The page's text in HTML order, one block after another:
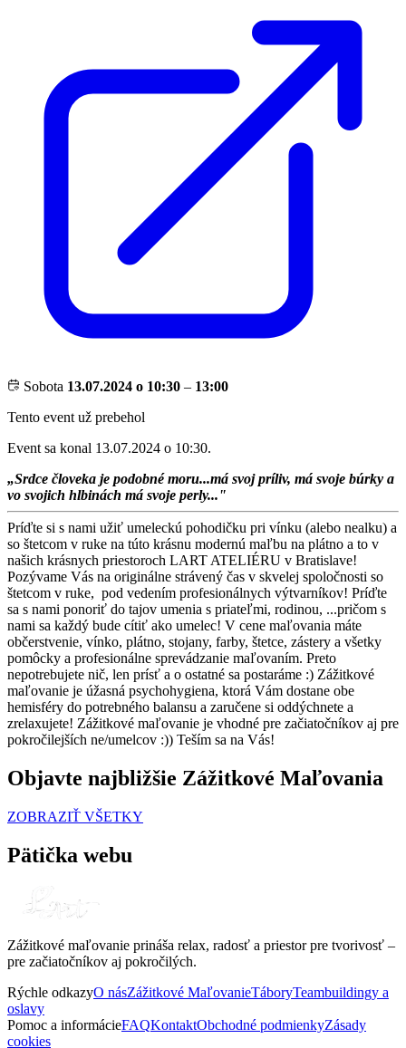
Sobota 13.07.2024 o 10:30 – 13:00
Tento event už prebehol
Event sa konal 13.07.2024 o 10:30.
„Srdce človeka je podobné moru...má svoj príliv, má svoje búrky a
vo svojich hlbinách má svoje perly..."
Príďte si s nami užiť umeleckú pohodičku pri vínku (alebo nealku) a
so štetcom v ruke na túto krásnu modernú maľbu na plátno a to v
našich krásnych priestoroch LART ATELIÉRU v Bratislave!
Pozývame Vás na originálne strávený čas v skvelej spoločnosti so
štetcom v ruke, pod vedením profesionálnych výtvarníkov! Príďte
sa s nami ponoriť do tajov umenia s priateľmi, rodinou, ...pričom s
nami sa každý bude cítiť ako umelec! V cene maľovania máte
občerstvenie, vínko, plátno, stojany, farby, štetce, zástery a všetky
pomôcky a profesionálne sprevádzanie maľovaním. Preto
nepotrebujete nič, len prísť a o ostatné sa postaráme :) Zážitkové
maľovanie je úžasná psychohygiena, ktorá Vám dostane obe
hemisféry do potrebného balansu a zaručene si oddýchnete a
zrelaxujete! Zážitkové maľovanie je vhodné pre začiatočníkov aj pre
pokročilejších ne/umelcov :)) Teším sa na Vás!
Objavte najbližšie Zážitkové Maľovania
ZOBRAZIŤ VŠETKY
Pätička webu
Zážitkové maľovanie prináša relax, radosť a priestor pre tvorivosť –
pre začiatočníkov aj pokročilých.
Rýchle odkazyO násZážitkové MaľovanieTáboryTeambuildingy a
oslavy
Pomoc a informácieFAQKontaktObchodné podmienkyZásady
cookies